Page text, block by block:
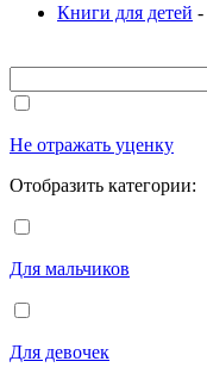
Книги для детей -
Не отражать уценку
Отобразить категории:
Для мальчиков
Для девочек